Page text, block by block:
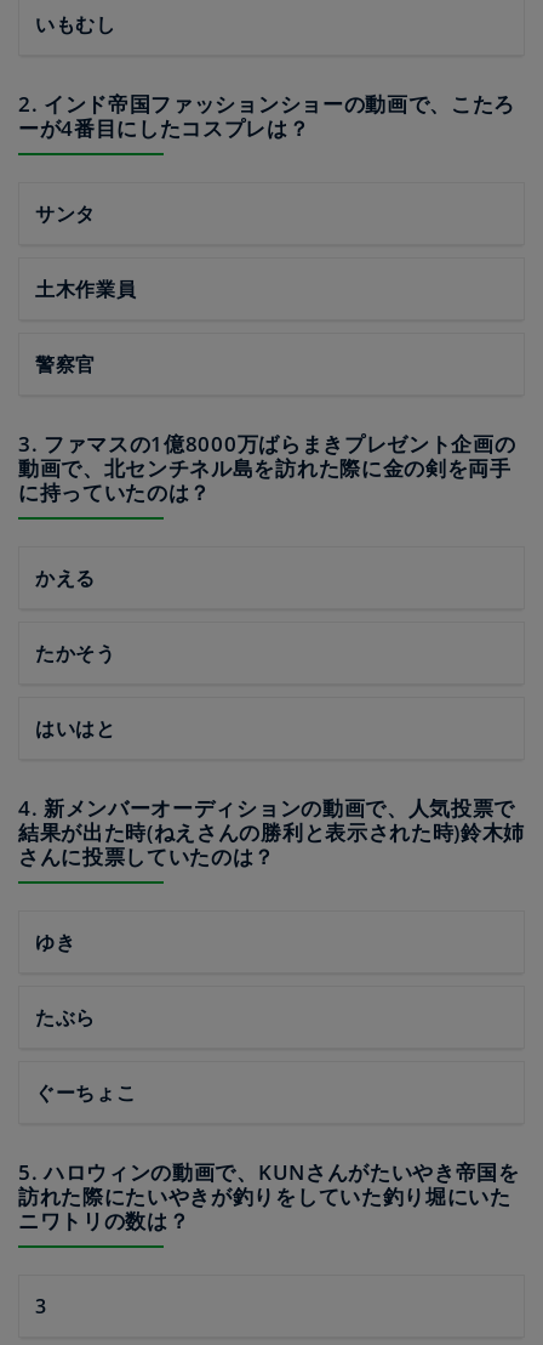
いもむし
2. インド帝国ファッションショーの動画で、こたろ
ーが4番目にしたコスプレは？
サンタ
土木作業員
警察官
3. ファマスの1億8000万ばらまきプレゼント企画の
動画で、北センチネル島を訪れた際に金の剣を両手
に持っていたのは？
かえる
たかそう
はいはと
4. 新メンバーオーディションの動画で、人気投票で
結果が出た時(ねえさんの勝利と表示された時)鈴木姉
さんに投票していたのは？
ゆき
たぶら
ぐーちょこ
5. ハロウィンの動画で、KUNさんがたいやき帝国を
訪れた際にたいやきが釣りをしていた釣り堀にいた
ニワトリの数は？
3